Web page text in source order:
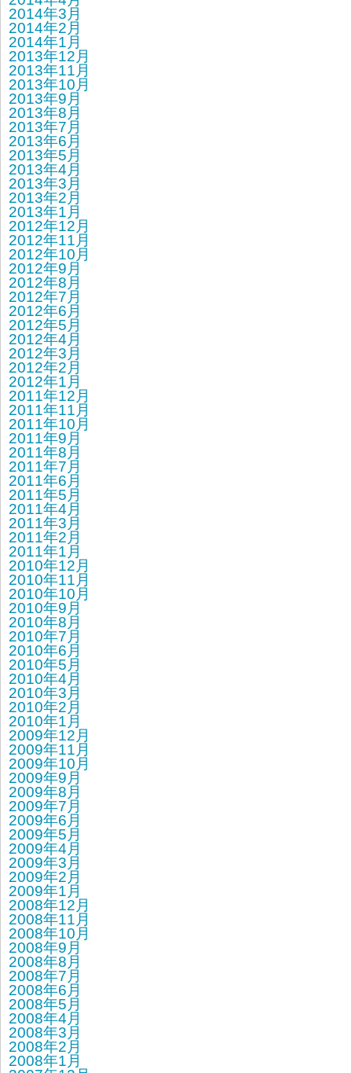
2014年3月
2014年2月
2014年1月
2013年12月
2013年11月
2013年10月
2013年9月
2013年8月
2013年7月
2013年6月
2013年5月
2013年4月
2013年3月
2013年2月
2013年1月
2012年12月
2012年11月
2012年10月
2012年9月
2012年8月
2012年7月
2012年6月
2012年5月
2012年4月
2012年3月
2012年2月
2012年1月
2011年12月
2011年11月
2011年10月
2011年9月
2011年8月
2011年7月
2011年6月
2011年5月
2011年4月
2011年3月
2011年2月
2011年1月
2010年12月
2010年11月
2010年10月
2010年9月
2010年8月
2010年7月
2010年6月
2010年5月
2010年4月
2010年3月
2010年2月
2010年1月
2009年12月
2009年11月
2009年10月
2009年9月
2009年8月
2009年7月
2009年6月
2009年5月
2009年4月
2009年3月
2009年2月
2009年1月
2008年12月
2008年11月
2008年10月
2008年9月
2008年8月
2008年7月
2008年6月
2008年5月
2008年4月
2008年3月
2008年2月
2008年1月